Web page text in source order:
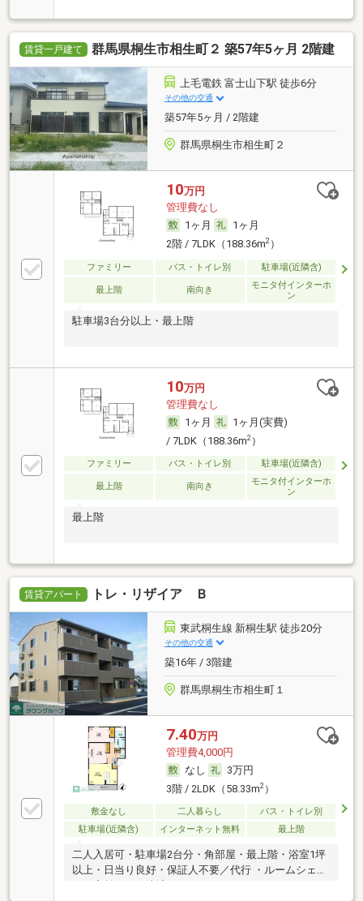
賃貸一戸建て 群馬県桐生市相生町２ 築57年5ヶ月 2階建
上毛電鉄 富士山下駅 徒歩6分
その他の交通
築57年5ヶ月 / 2階建
群馬県桐生市相生町２
10万円
管理費なし
1ヶ月
1ヶ月
2階 / 7LDK（188.36m2）
ファミリー バス・トイレ別 駐車場(近隣含)
最上階 南向き
モニタ付インターホ
ン
駐車場3台分以上・最上階
10万円
管理費なし
1ヶ月
1ヶ月(実費)
/ 7LDK（188.36m2）
ファミリー バス・トイレ別 駐車場(近隣含)
最上階 南向き
モニタ付インターホ
ン
最上階
賃貸アパート トレ・リザイア Ｂ
東武桐生線 新桐生駅 徒歩20分
その他の交通
築16年 / 3階建
群馬県桐生市相生町１
7.40万円
管理費4,000円
なし
3万円
3階 / 2LDK（58.33m2）
敷金なし 二人暮らし
バス・トイレ別
駐車場(近隣含)
インターネット無料 最上階
二人入居可・駐車場2台分・角部屋・最上階・浴室1坪
以上・日当り良好・保証人不要／代行 ・ルームシェア